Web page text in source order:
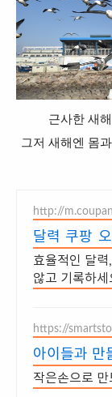
근사한 새
그저 새해엔 몸
http://
달력 쿠팡
켓배송
효율적인 달력
않고 기록하세
https://
아이들과 만
작은손으로